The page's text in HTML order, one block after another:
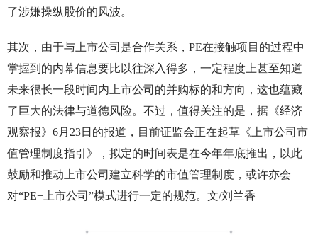
了涉嫌操纵股价的风波。
其次，由于与上市公司是合作关系，PE在接触项目的过程中
掌握到的内幕信息要比以往深入得多，一定程度上甚至知道
未来很长一段时间内上市公司的并购标的和方向，这也蕴藏
了巨大的法律与道德风险。不过，值得关注的是，据《经济
观察报》6月23日的报道，目前证监会正在起草《上市公司市
值管理制度指引》，拟定的时间表是在今年年底推出，以此
鼓励和推动上市公司建立科学的市值管理制度，或许亦会
对“PE+上市公司”模式进行一定的规范。文/刘兰香